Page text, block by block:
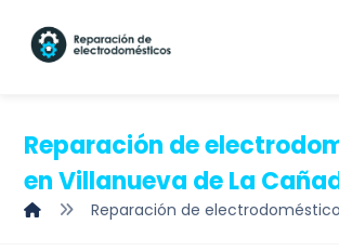
Reparación de
en Villanueva de La
Reparación de